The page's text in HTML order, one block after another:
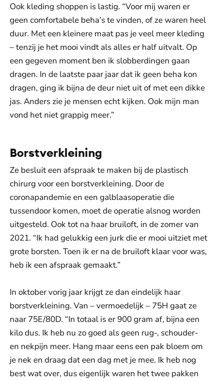
Ook kleding shoppen is lastig. “Voor mij waren er
geen comfortabele beha’s te vinden, of ze waren heel
duur. Met een kleinere maat pas je veel meer kleding
– tenzij je het mooi vindt als alles er half uitvalt. Op
een gegeven moment ben ik slobberdingen gaan
dragen. In de laatste paar jaar dat ik geen beha kon
dragen, ging ik bijna de deur niet uit of met een dikke
jas. Anders zie je mensen echt kijken. Ook mijn man
vond het niet grappig meer.”
Borstverkleining
Ze besluit een afspraak te maken bij de plastisch
chirurg voor een borstverkleining. Door de
coronapandemie en een galblaasoperatie die
tussendoor komen, moet de operatie alsnog worden
uitgesteld. Ook tot na haar bruiloft, in de zomer van
2021. “Ik had gelukkig een jurk die er mooi uitziet met
grote borsten. Toen ik er na de bruiloft klaar voor was,
heb ik een afspraak gemaakt.”
In oktober vorig jaar krijgt ze dan eindelijk haar
borstverkleining. Van – vermoedelijk – 75H gaat ze
naar 75E/80D. “In totaal is er 900 gram af, bijna een
kilo dus. Ik heb nu zo goed als geen rug-, schouder-
en nekpijn meer. Hang maar eens een pak bloem om
je nek en draag dat een dag met je mee. Ik heb nog
best wat over, dus eigenlijk waren het twee pakken